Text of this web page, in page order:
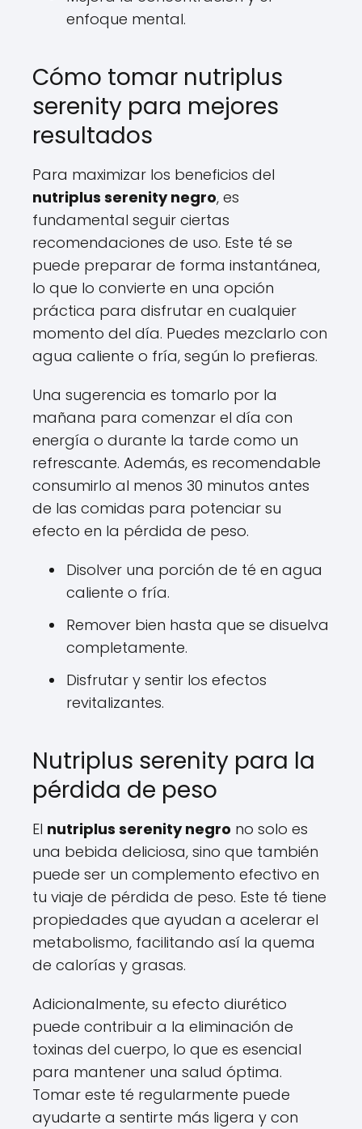
enfoque mental.
Cómo tomar nutriplus
serenity para mejores
resultados
Para maximizar los beneficios del
nutriplus serenity negro, es
fundamental seguir ciertas
recomendaciones de uso. Este té se
puede preparar de forma instantánea,
lo que lo convierte en una opción
práctica para disfrutar en cualquier
momento del día. Puedes mezclarlo con
agua caliente o fría, según lo prefieras.
Una sugerencia es tomarlo por la
mañana para comenzar el día con
energía o durante la tarde como un
refrescante. Además, es recomendable
consumirlo al menos 30 minutos antes
de las comidas para potenciar su
efecto en la pérdida de peso.
Disolver una porción de té en agua
caliente o fría.
Remover bien hasta que se disuelva
completamente.
Disfrutar y sentir los efectos
revitalizantes.
Nutriplus serenity para la
pérdida de peso
El nutriplus serenity negro no solo es
una bebida deliciosa, sino que también
puede ser un complemento efectivo en
tu viaje de pérdida de peso. Este té tiene
propiedades que ayudan a acelerar el
metabolismo, facilitando así la quema
de calorías y grasas.
Adicionalmente, su efecto diurético
puede contribuir a la eliminación de
toxinas del cuerpo, lo que es esencial
para mantener una salud óptima.
Tomar este té regularmente puede
ayudarte a sentirte más ligera y con